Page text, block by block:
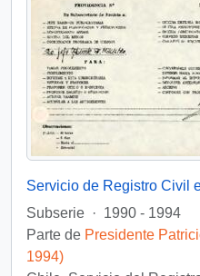
Servicio de Registro Civil
Subserie · 1990 - 1994
Parte de Presidente
1994)